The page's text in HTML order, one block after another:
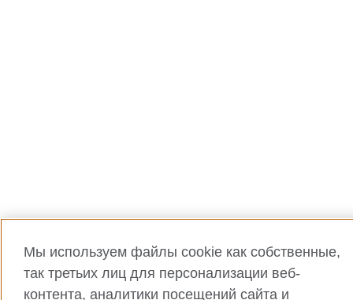
Мы используем файлы cookie как собственные,
так третьих лиц для персонализации веб-
контента, аналитики посещений сайта и